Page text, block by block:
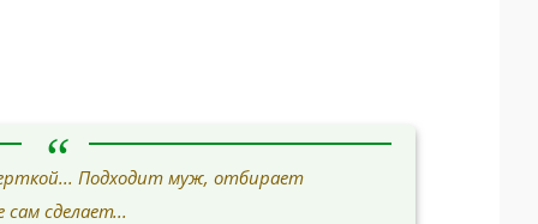
Подходит муж, отбирает
сделает...